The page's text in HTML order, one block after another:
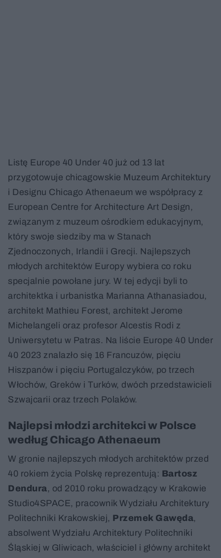
Listę Europe 40 Under 40 już od 13 lat
przygotowuje chicagowskie Muzeum Architektury
i Designu Chicago Athenaeum we współpracy z
European Centre for Architecture Art Design,
związanym z muzeum ośrodkiem edukacyjnym,
który swoje siedziby ma w Stanach
Zjednoczonych, Irlandii i Grecji. Najlepszych
młodych architektów Europy wybiera co roku
specjalnie powołane jury. W tej edycji byli to
architektka i urbanistka Marianna Athanasiadou,
architekt Mathieu Forest, architekt Jerome
Michelangeli oraz profesor Alcestis Rodi z
Uniwersytetu w Patras. Na liście Europe 40 Under
40 2023 znalazło się 16 Francuzów, pięciu
Hiszpanów i pięciu Portugalczyków, po trzech
Włochów, Greków i Turków, dwóch przedstawicieli
Szwajcarii oraz trzech Polaków.
Najlepsi młodzi architekci w Polsce
według Chicago Athenaeum
W gronie najlepszych młodych architektów przed
40 rokiem życia Polskę reprezentują: Bartosz
Dendura, od 2010 roku prowadzący w Krakowie
Studio4SPACE, pracownik Wydziału Architektury
Politechniki Krakowskiej, Przemek Gawęda,
absolwent Wydziału Architektury Politechniki
Śląskiej w Gliwicach, właściciel i główny architekt